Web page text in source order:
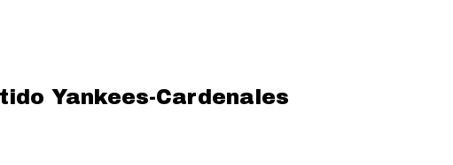
Yankees-Cardenales